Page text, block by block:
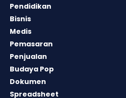
Pendidikan
Bisnis
Medis
Pemasaran
Penjualan
Budaya Pop
Dokumen
Spreadsheet